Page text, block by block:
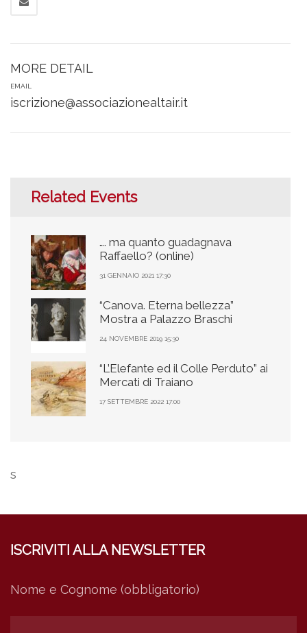
MORE DETAIL
EMAIL
iscrizione@associazionealtair.it
Related Events
…. ma quanto guadagnava
Raffaello? (online)
31 GENNAIO 2021 17:30
“Canova. Eterna bellezza”
Mostra a Palazzo Braschi
24 NOVEMBRE 2019 15:30
“L’Elefante ed il Colle Perduto” ai
Mercati di Traiano
17 SETTEMBRE 2022 17:00
s
ISCRIVITI ALLA NEWSLETTER
Nome e Cognome (obbligatorio)